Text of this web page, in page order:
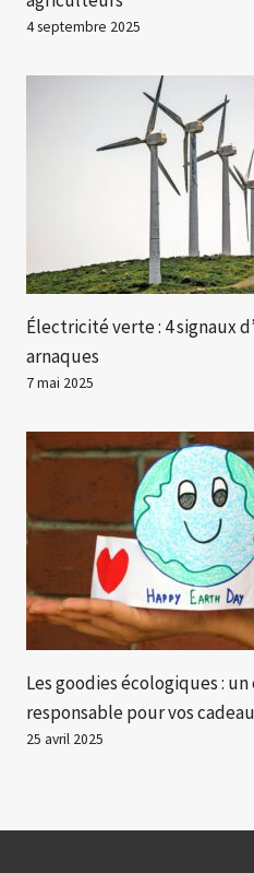
4 septembre 2025
Électricité verte : 4 signaux
arnaques
7 mai 2025
Les goodies écologiques :
responsable pour vos
25 avril 2025